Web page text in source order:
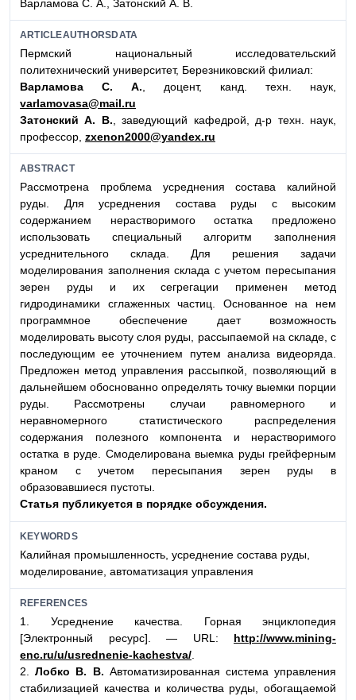
Варламова С. А., Затонский А. В.
ARTICLEAUTHORSDATA
Пермский национальный исследовательский
политехнический университет, Березниковский филиал:
Варламова С. А. , доцент, канд. техн. наук,
varlamovasa@mail.ru
Затонский А. В. , заведующий кафедрой, д-р техн. наук,
профессор, zxenon2000@yandex.ru
ABSTRACT
Рассмотрена проблема усреднения состава калийной
руды. Для усреднения состава руды с высоким
содержанием нерастворимого остатка предложено
использовать специальный алгоритм заполнения
усреднительного склада. Для решения задачи
моделирования заполнения склада с учетом пересыпания
зерен руды и их сегрегации применен метод
гидродинамики сглаженных частиц. Основанное на нем
программное обеспечение дает возможность
моделировать высоту слоя руды, рассыпаемой на складе, с
последующим ее уточнением путем анализа видеоряда.
Предложен метод управления рассыпкой, позволяющий в
дальнейшем обоснованно определять точку выемки порции
руды. Рассмотрены случаи равномерного и
неравномерного статистического распределения
содержания полезного компонента и нерастворимого
остатка в руде. Смоделирована выемка руды грейферным
краном с учетом пересыпания зерен руды в
образовавшиеся пустоты.
Статья публикуется в порядке обсуждения.
KEYWORDS
Калийная промышленность, усреднение состава руды,
моделирование, автоматизация управления
REFERENCES
1. Усреднение качества. Горная энциклопедия
[Электронный ресурс]. — URL: http://www.mining-
enc.ru/u/usrednenie-kachestva/
2.Лобко В. В. Автоматизированная система управления
стабилизацией качества и количества руды, обогащаемой